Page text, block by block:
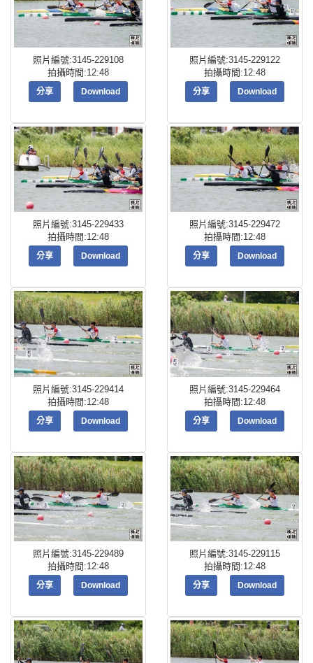
照片編號:3145-229108
拍攝時間:12:48
分享 Download
照片編號:3145-229122
拍攝時間:12:48
分享 Download
照片編號:3145-229433
拍攝時間:12:48
分享 Download
照片編號:3145-229472
拍攝時間:12:48
分享 Download
照片編號:3145-229414
拍攝時間:12:48
分享 Download
照片編號:3145-229464
拍攝時間:12:48
分享 Download
照片編號:3145-229489
拍攝時間:12:48
分享 Download
照片編號:3145-229115
拍攝時間:12:48
分享 Download